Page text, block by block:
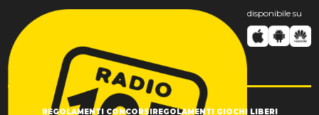
disponibile su
REGOLAMENTI CONCORSIREGOLAMENTI GIOCHI LIBERI